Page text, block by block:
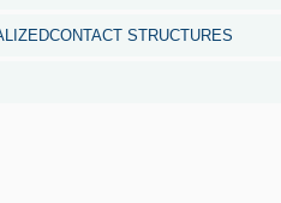
STRUCTURES